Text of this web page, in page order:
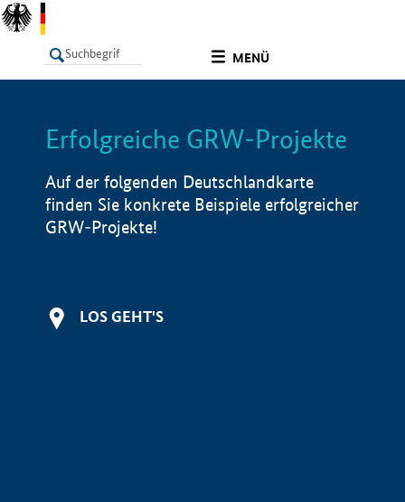
MENÜ
LISTE Info
Erfolgreiche GRW-Projekte
Auf der folgenden Deutschlandkarte
finden Sie konkrete Beispiele erfolgreicher
GRW-Projekte!
LOS GEHT'S